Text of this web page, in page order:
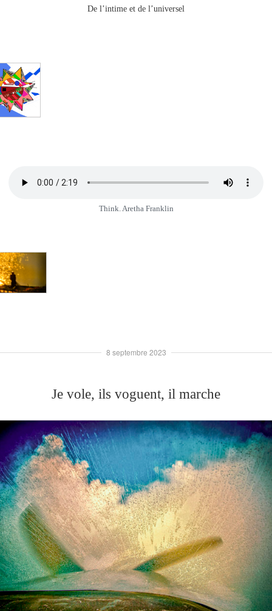
De l’intime et de l’universel
Think. Aretha Franklin
8 septembre 2023
Je vole, ils voguent, il marche